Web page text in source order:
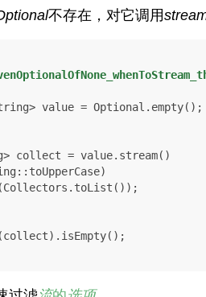
不存在，对它调用